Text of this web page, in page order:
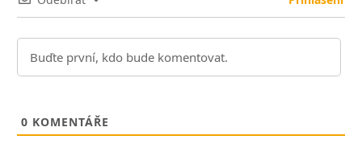
0 KOMENTÁŘE